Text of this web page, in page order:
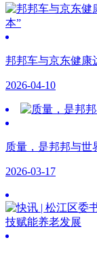
邦邦车与京东健康
2026-04-10
质量，是邦邦与世
2026-03-17